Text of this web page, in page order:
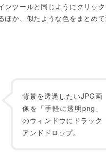
ンツールと同じようにクリッ
ほか、似たような色をまとめ
背景を透過したいJPG画
像を「手軽に透明png」
のウィンドウにドラッグ
アンドドロップ。